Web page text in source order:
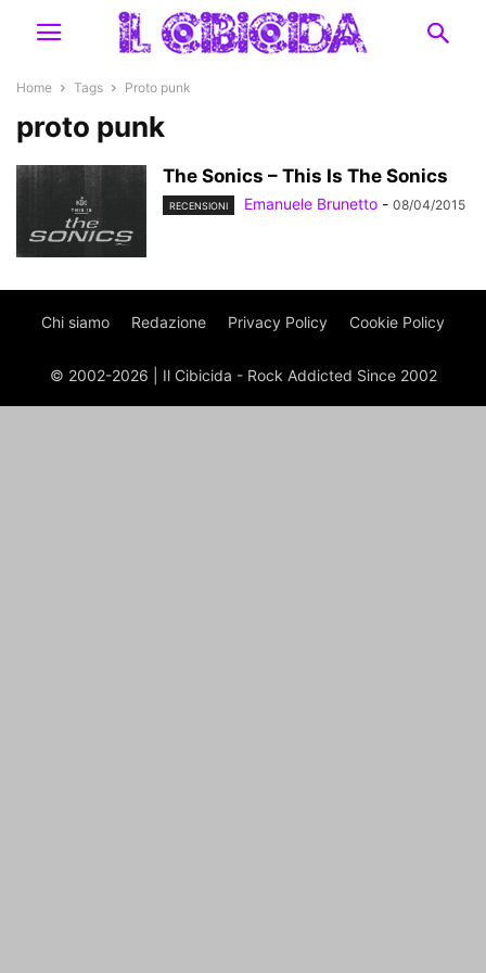
Home Tags Proto punk
proto punk
The Sonics – This Is The Sonics
RECENSIONI Emanuele Brunetto - 08/04/2015
Chi siamo Redazione Privacy Policy Cookie Policy
© 2002-2026 | Il Cibicida - Rock Addicted Since 2002